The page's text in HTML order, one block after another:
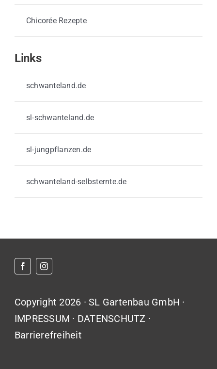
Chicorée Rezepte
Links
schwanteland.de
sl-schwanteland.de
sl-jungpflanzen.de
schwanteland-selbsternte.de
Copyright 2026 · SL Gartenbau GmbH ·
IMPRESSUM · DATENSCHUTZ ·
Barrierefreiheit